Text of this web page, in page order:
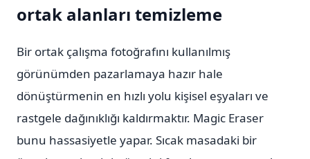
ortak alanları temizleme
Bir ortak çalışma fotoğrafını kullanılmış
görünümden pazarlamaya hazır hale
dönüştürmenin en hızlı yolu kişisel eşyaları ve
rastgele dağınıklığı kaldırmaktır. Magic Eraser
bunu hassasiyetle yapar. Sıcak masadaki bir